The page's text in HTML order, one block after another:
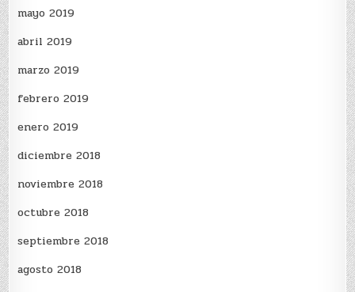
mayo 2019
abril 2019
marzo 2019
febrero 2019
enero 2019
diciembre 2018
noviembre 2018
octubre 2018
septiembre 2018
agosto 2018